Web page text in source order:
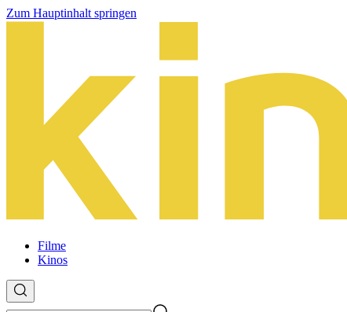
Zum Hauptinhalt springen
Filme
Kinos